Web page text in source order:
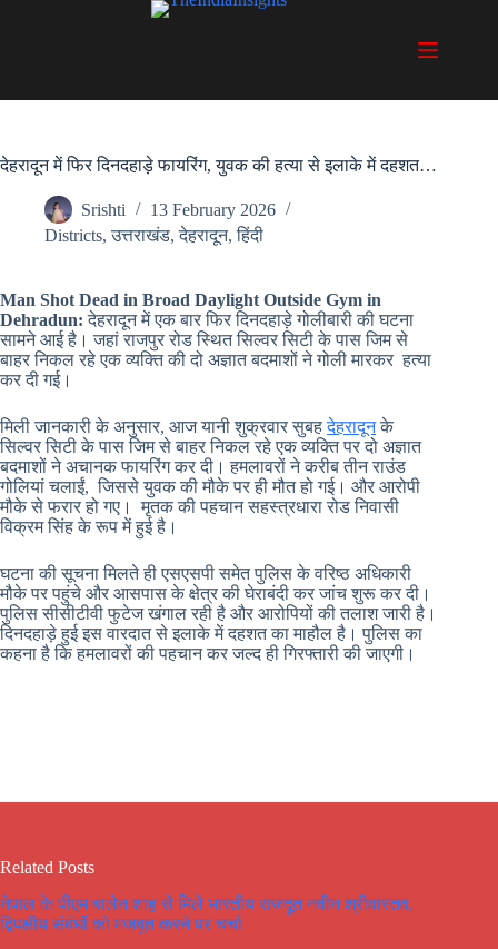
देहरादून में फिर दिनदहाड़े फायरिंग, युवक की हत्या से इलाके में दहशत…
Srishti
13 February 2026
Districts,उत्तराखंड,देहरादून,हिंदी
Man Shot Dead in Broad Daylight Outside Gym in
Dehradun: देहरादून में एक बार फिर दिनदहाड़े गोलीबारी की घटना
सामने आई है। जहां राजपुर रोड स्थित सिल्वर सिटी के पास जिम से
बाहर निकल रहे एक व्यक्ति की दो अज्ञात बदमाशों ने गोली मारकर हत्या
कर दी गई।
मिली जानकारी के अनुसार, आज यानी शुक्रवार सुबहदेहरादूनके
सिल्वर सिटी के पास जिम से बाहर निकल रहे एक व्यक्ति पर दो अज्ञात
बदमाशों ने अचानक फायरिंग कर दी। हमलावरों ने करीब तीन राउंड
गोलियां चलाईं, जिससे युवक की मौके पर ही मौत हो गई। और आरोपी
मौके से फरार हो गए। मृतक की पहचान सहस्त्रधारा रोड निवासी
विक्रम सिंह के रूप में हुई है।
घटना की सूचना मिलते ही एसएसपी समेत पुलिस के वरिष्ठ अधिकारी
मौके पर पहुंचे और आसपास के क्षेत्र की घेराबंदी कर जांच शुरू कर दी।
पुलिस सीसीटीवी फुटेज खंगाल रही है और आरोपियों की तलाश जारी है।
दिनदहाड़े हुई इस वारदात से इलाके में दहशत का माहौल है। पुलिस का
कहना है कि हमलावरों की पहचान कर जल्द ही गिरफ्तारी की जाएगी।
Related Posts
नेपाल के पीएम बालेन शाह से मिले भारतीय राजदूत नवीन श्रीवास्तव,
द्विपक्षीय संबंधों को मजबूत करने पर चर्चा